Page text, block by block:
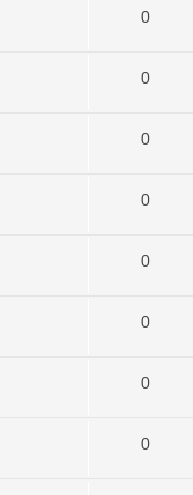
0
0
0
0
0
0
0
0